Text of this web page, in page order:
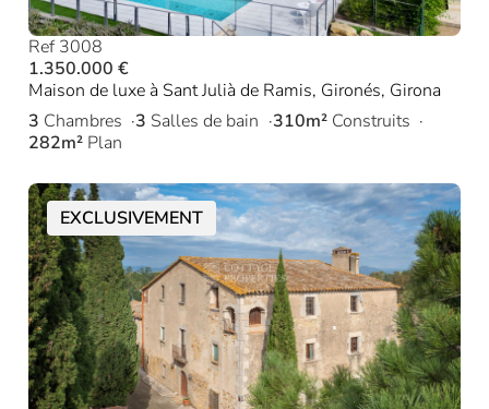
Ref 3008
1.350.000 €
Maison de luxe à Sant Julià de Ramis, Gironés, Girona
3 Chambres 3 Salles de bain 310m² Construits
282m² Plan
EXCLUSIVEMENT